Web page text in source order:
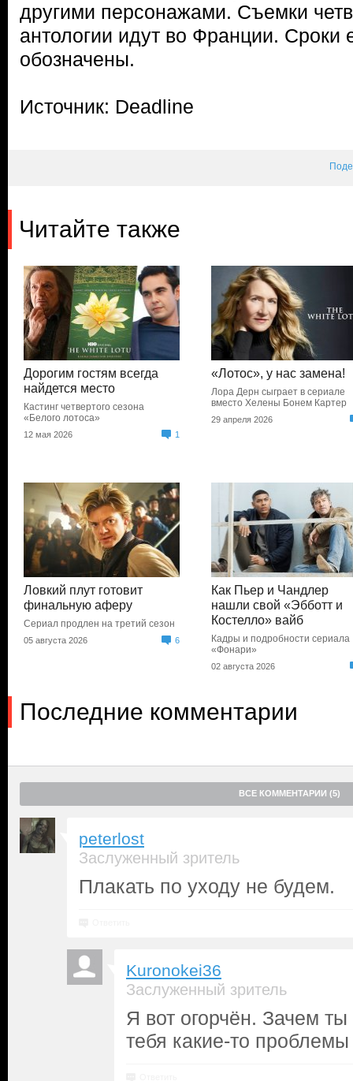
другими персонажами. Съемки
антологии идут во Франции. Сроки
обозначены.
Источник: Deadline
Читайте также
Дорогим гостям всегда
найдется место
Кастинг четвертого сезона
«Белого лотоса»
12 мая 2026 1
«Лотос», у нас замена!
Лора Дерн сыграет в сериале
вместо Хелены Бонем Картер
29 апреля 2026
Ловкий плут готовит
финальную аферу
Сериал продлен на третий сезон
05 августа 2026 6
Как Пьер и Чандлер
нашли свой «Эбботт и
Костелло» вайб
Кадры и подробности сериала
«Фонари»
02 августа 2026
Последние комментарии
ВСЕ КОММЕНТАРИИ (5)
peterlost
Заслуженный зритель
Плакать по уходу не будем.
Kuronokei36
Заслуженный зритель
Я вот огорчён. Зачем
тебя какие-то проблемы